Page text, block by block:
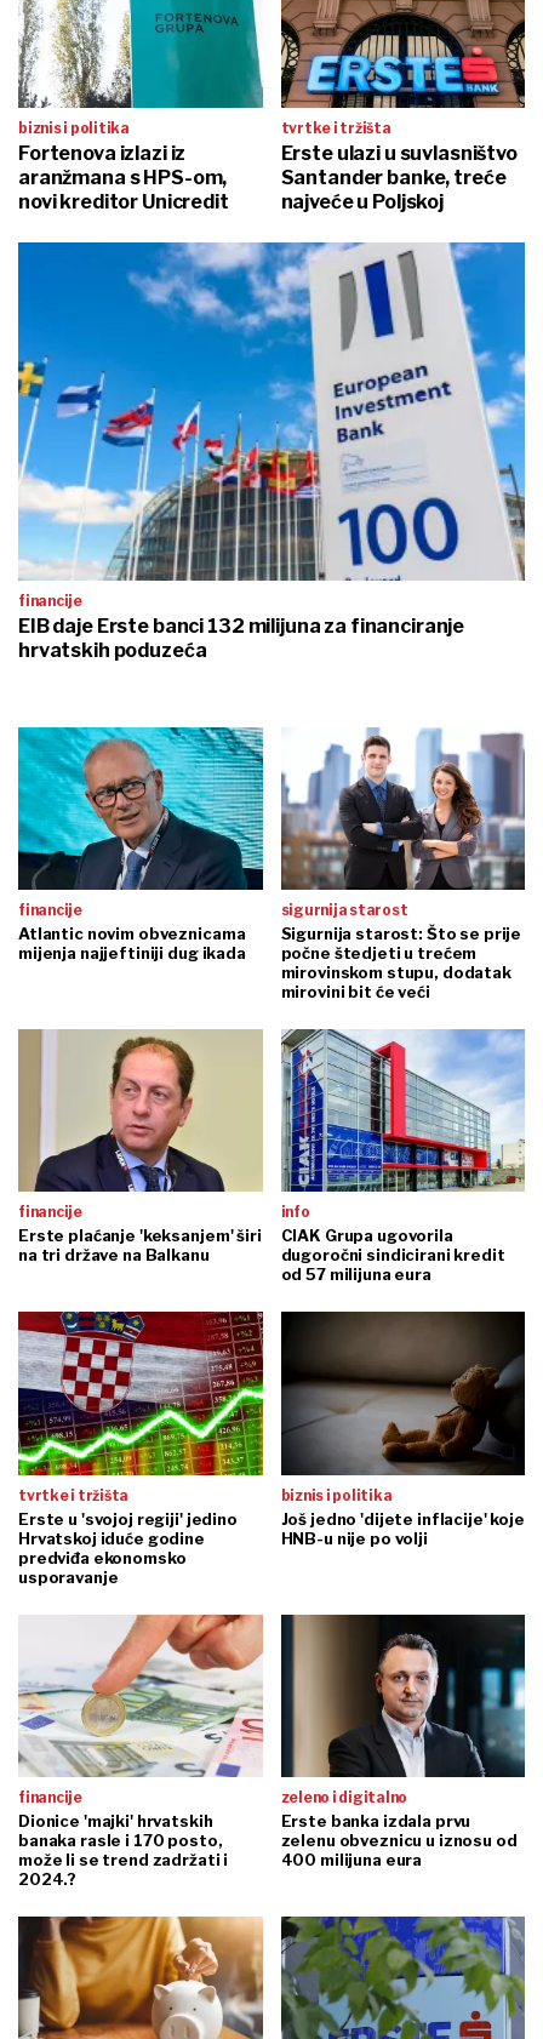
biznis i politika
Fortenova izlazi iz
aranžmana s HPS-om,
novi kreditor Unicredit
tvrtke i tržišta
Erste ulazi u suvlasništvo
Santander banke, treće
najveće u Poljskoj
financije
EIB daje Erste banci 132 milijuna za financiranje
hrvatskih poduzeća
financije
Atlantic novim obveznicama
mijenja najjeftiniji dug ikada
sigurnija starost
Sigurnija starost: Što se prije
počne štedjeti u trećem
mirovinskom stupu, dodatak
mirovini bit će veći
financije
Erste plaćanje 'keksanjem' širi
na tri države na Balkanu
info
CIAK Grupa ugovorila
dugoročni sindicirani kredit
od 57 milijuna eura
tvrtke i tržišta
Erste u 'svojoj regiji' jedino
Hrvatskoj iduće godine
predviđa ekonomsko
usporavanje
biznis i politika
Još jedno 'dijete inflacije' koje
HNB-u nije po volji
financije
Dionice 'majki' hrvatskih
banaka rasle i 170 posto,
može li se trend zadržati i
2024.?
zeleno i digitalno
Erste banka izdala prvu
zelenu obveznicu u iznosu od
400 milijuna eura